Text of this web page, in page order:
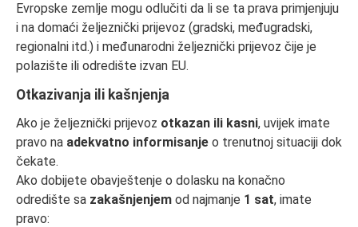
Evropske zemlje mogu odlučiti da li se ta prava primjenjuju
i na domaći željeznički prijevoz (gradski, međugradski,
regionalni itd.) i međunarodni željeznički prijevoz čije je
polazište ili odredište izvan EU.
Otkazivanja ili kašnjenja
Ako je željeznički prijevoz otkazan ili kasni, uvijek imate
pravo na adekvatno informisanje o trenutnoj situaciji dok
čekate.
Ako dobijete obavještenje o dolasku na konačno
odredište sa zakašnjenjem od najmanje 1 sat, imate
pravo: